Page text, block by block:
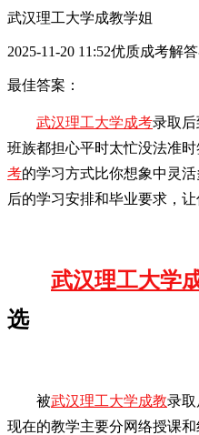
武汉理工大学成教学姐
2025-11-20 11:52优质成考解
最佳答案：
武汉理工大学成考录取
班族都担心平时太忙没法准时
考的学习方式比你想象中灵
后的学习安排和毕业要求，让
武汉理工大学
选
被武汉理工大学成教录取
现在的教学主要分网络授课